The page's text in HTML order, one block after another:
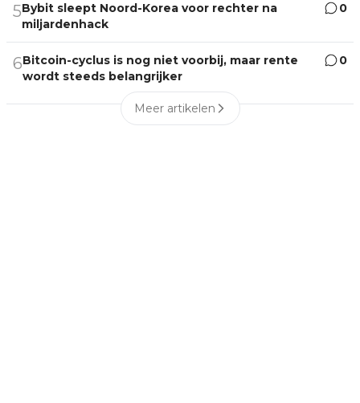
5Bybit sleept Noord-Korea voor rechter na
miljardenhack
0
6Bitcoin-cyclus is nog niet voorbij, maar rente
wordt steeds belangrijker
0
Meer artikelen